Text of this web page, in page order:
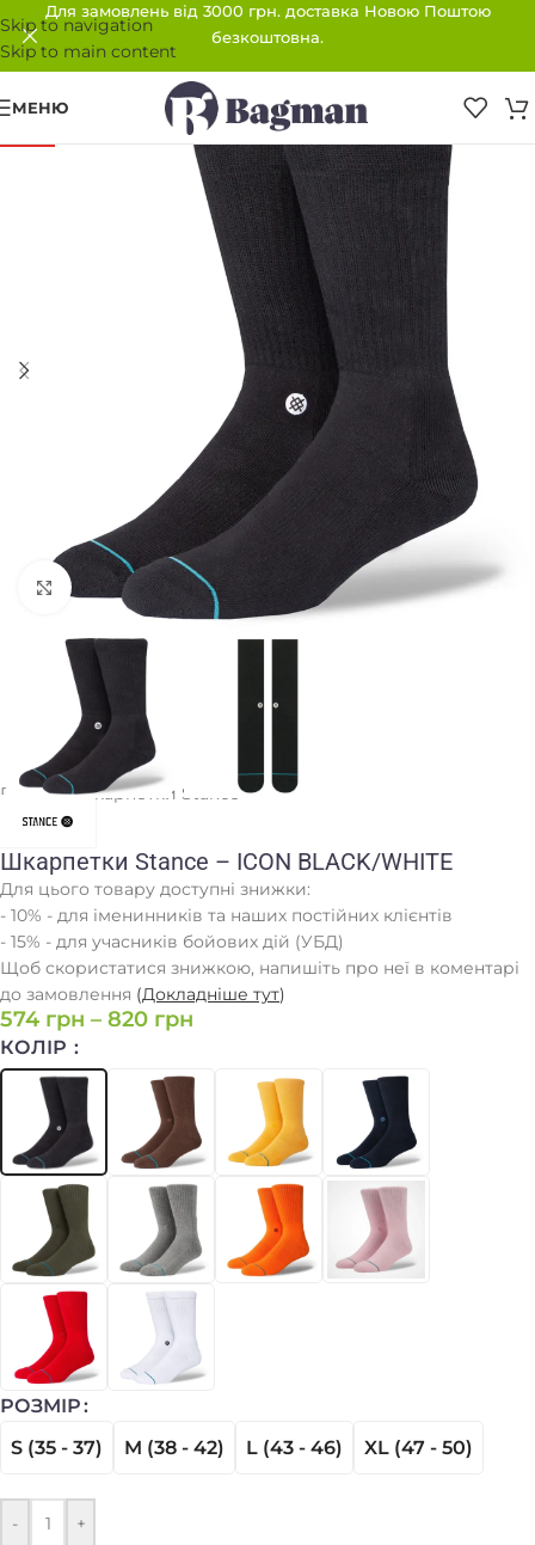
Skip to navigation
Skip to main content
Для замовлень від 3000 грн. доставка Новою Поштою
безкоштовна.
МЕНЮ
Клацніть, щоб збільшити
Головна/Шкарпетки Stance
Шкарпетки Stance – ICON BLACK/WHITE
Для цього товару доступні знижки:
- 10% - для іменинників та наших постійних клієнтів
- 15% - для учасників бойових дій (УБД)
Щоб скористатися знижкою, напишіть про неї в коментарі
до замовлення (Докладніше тут)
574 грн – 820 грн
КОЛІР
РОЗМІР
S (35 - 37)
M (38 - 42) L (43 - 46) XL (47 - 50)
- +